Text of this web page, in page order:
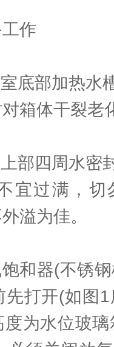
作
部加热水
箱体干裂老
四周水密
宜过满，
溢为佳。
器(不锈钢
打开(如图
为水位玻